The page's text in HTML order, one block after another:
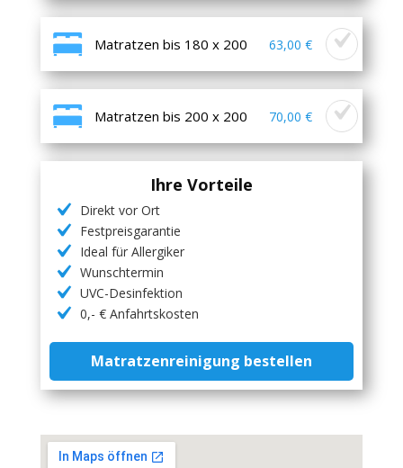
Matratzen bis 180 x 200 63,00 €
Matratzen bis 200 x 200 70,00 €
Ihre Vorteile
Direkt vor Ort
Festpreisgarantie
Ideal für Allergiker
Wunschtermin
UVC-Desinfektion
0,- € Anfahrtskosten
Matratzenreinigung bestellen